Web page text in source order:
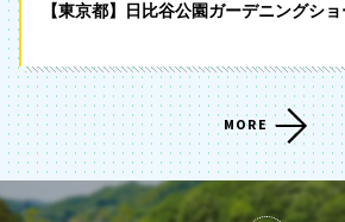
【東京都】日比谷公園ガーデニングシ
MORE